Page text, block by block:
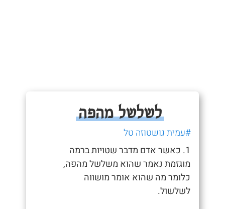
לשלשל מהפה
#עמית גושטוזה טל
1. כאשר אדם מדבר שטויות ברמה
מוגזמת נאמר שהוא משלשל מהפה,
כלומר מה שהוא אומר מושווה
לשלשול.